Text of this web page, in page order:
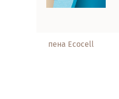
пена Ecocell